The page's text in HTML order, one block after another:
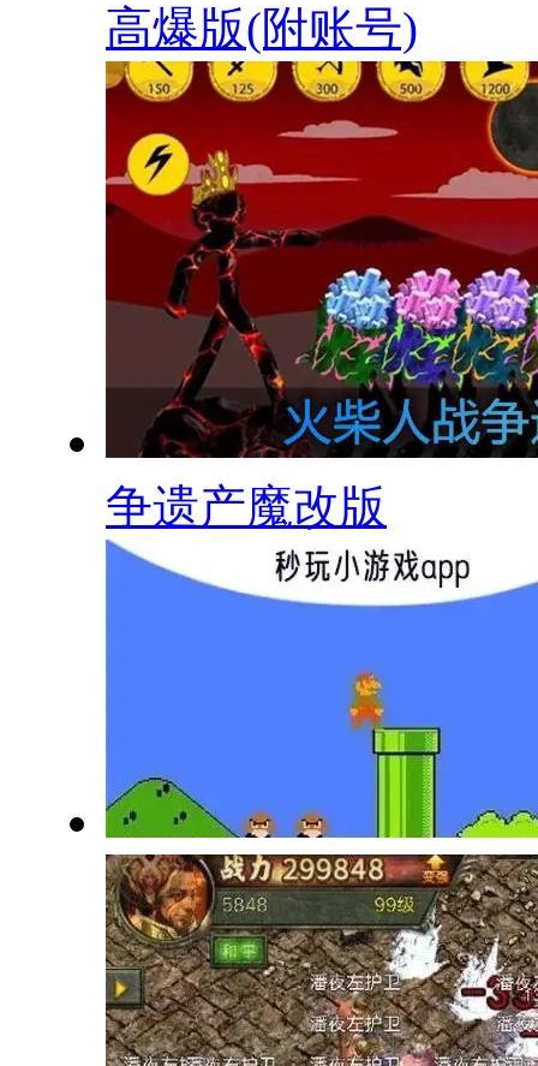
高爆版(附账号)
争遗产魔改版